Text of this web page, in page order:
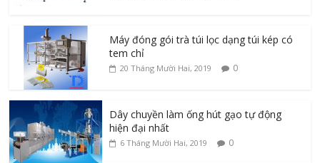
Máy đóng gói trà túi lọc dạng túi kép có
tem chỉ
20 Tháng Mười Hai, 2019 0
Dây chuyền làm ống hút gạo tự động
hiện đại nhất
6 Tháng Mười Hai, 2019 0